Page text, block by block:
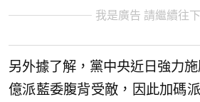
我是廣告 請繼續往
另外據了解，黨中央近日強力
億派藍委腹背受敵，因此加碼